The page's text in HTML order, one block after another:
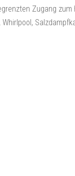
Zugang zum